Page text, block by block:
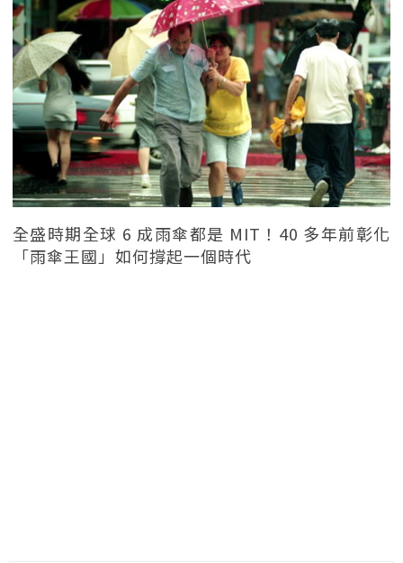
全盛時期全球 6 成雨傘都是 MIT！40 多年前彰化
「雨傘王國」如何撐起一個時代